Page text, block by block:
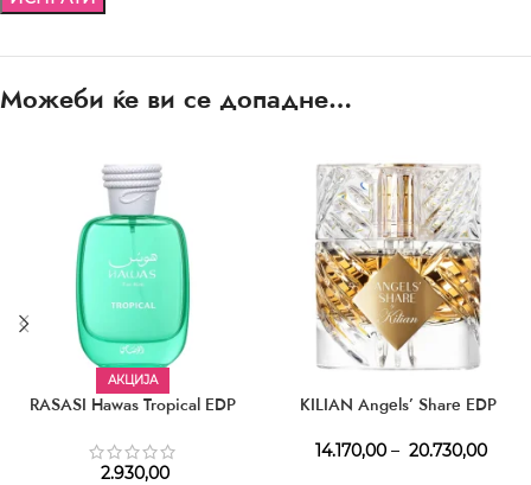
Можеби ќе ви се допадне…
АКЦИЈА
RASASI Hawas Tropical EDP
2.930,00
KILIAN Angels’ Share EDP
14.170,00 – 20.730,00